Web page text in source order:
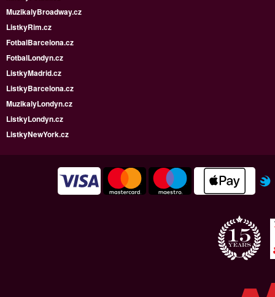
MuzikalyBroadway.cz
ListkyRim.cz
FotbalBarcelona.cz
FotbalLondyn.cz
ListkyMadrid.cz
ListkyBarcelona.cz
MuzikalyLondyn.cz
ListkyLondyn.cz
ListkyNewYork.cz